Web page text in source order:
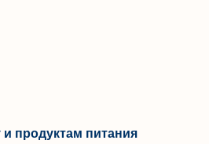
продуктам питания